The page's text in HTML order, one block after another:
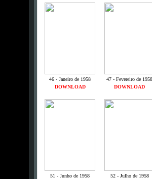
46 - Janeiro de 1958
47 - Fevereiro de 1958
DOWNLOAD
DOWNLOAD
51 - Junho de 1958
52 - Julho de 1958